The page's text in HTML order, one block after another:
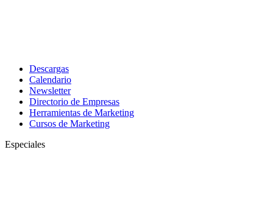
Descargas
Calendario
Newsletter
Directorio de Empresas
Herramientas de Marketing
Cursos de Marketing
Especiales